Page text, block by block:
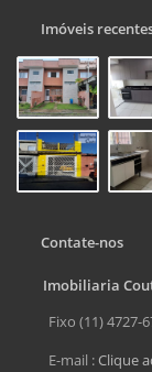
Imóveis
Contate-nos
Imobiliaria
Fixo (11) 4727-
E-mail :Clique